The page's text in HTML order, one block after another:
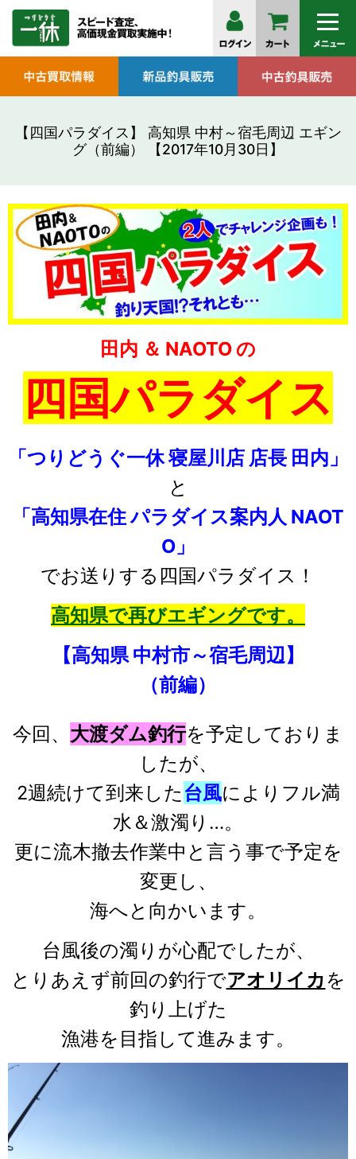
【四国パラダイス】 高知県 中村～宿毛周辺 エギン
グ（前編） 【2017年10月30日】
田内 ＆ NAOTO の
四国パラダイス
「つりどうぐ一休 寝屋川店 店長 田内」
と
「高知県在住 パラダイス案内人 NAOT
O」
でお送りする四国パラダイス！
高知県で再びエギングです。
【高知県 中村市～宿毛周辺】
（前編）
今回、 大渡ダム釣行を予定しておりま
したが、
2週続けて到来した 台風によりフル満
水＆激濁り…。
更に流木撤去作業中と言う事で予定を
変更し、
海へと向かいます。
台風後の濁りが心配でしたが、
とりあえず前回の釣行でアオリイカを
釣り上げた
漁港を目指して進みます。